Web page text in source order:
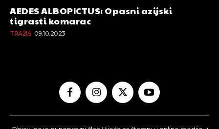
AEDES ALBOPICTUS: Opasni azijski
tigrasti komarac
TRAŽIŠ 09.10.2023